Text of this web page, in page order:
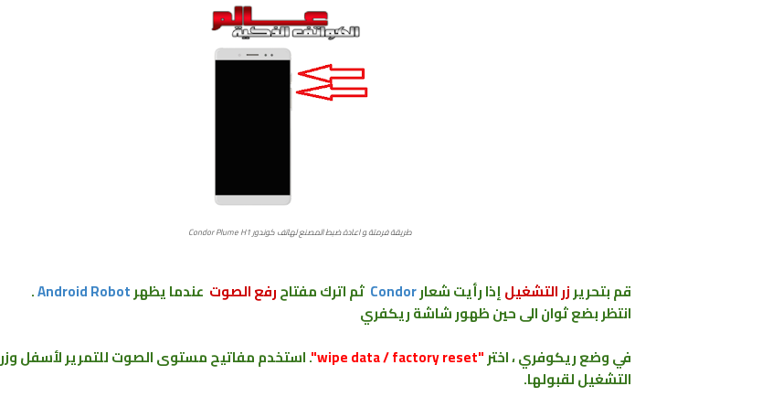
طريقة فرمتة ﻮ اعادة ضبط المصنع ﻟﻬﺎﺗﻒ كوندور Condor Plume H1
قم بتحريرزر التشغيلإذا رأيت شعارCondor ثم اتركمفتاحرفع الصوت عندما يظهرAndroid Robot
.
انتظر بضع ثوانالى حين ظهور شاشة ريكفري
في وضع ريكوفري ، اختر"wipe data / factory reset"
. استخدم مفاتيح مستوى الصوت للتمرير لأسفل وزر
التشغيل لقبولها.